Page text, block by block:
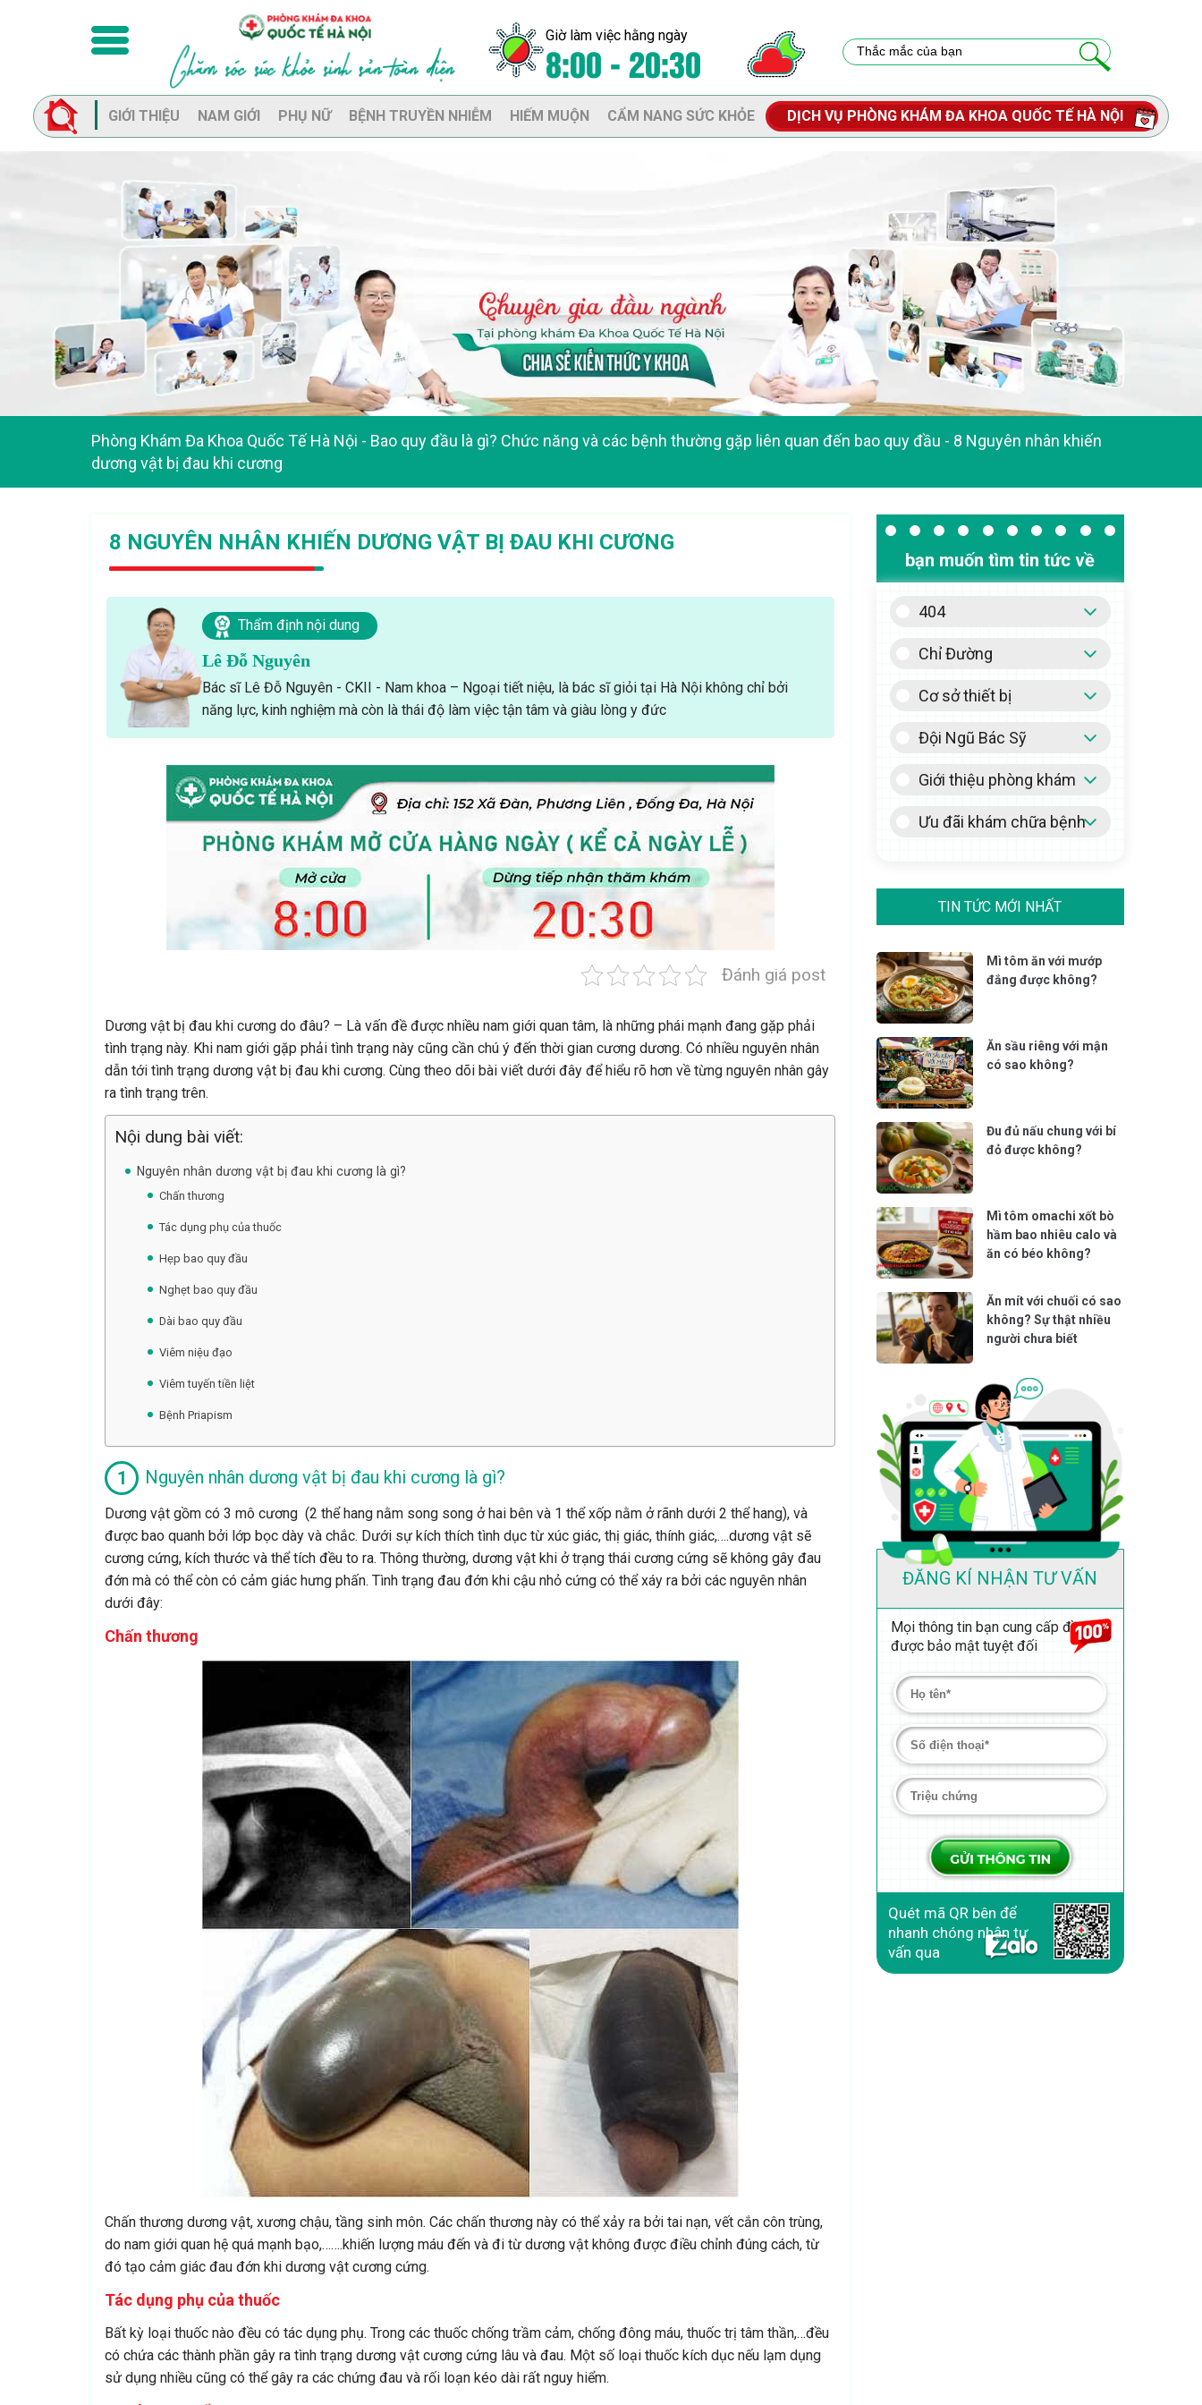
Giờ làm việc hằng ngày
8:00 - 20:30
GIỚI THIỆU NAM GIỚI PHỤ NỮ BỆNH TRUYỀN NHIỄM HIẾM MUỘN CẨM NANG SỨC KHỎE DỊCH VỤ PHÒNG KHÁM ĐA KHOA QUỐC TẾ HÀ NỘI
Phòng Khám Đa Khoa Quốc Tế Hà Nội - Bao quy đầu là gì? Chức năng và các bệnh thường gặp liên quan đến bao quy đầu - 8 Nguyên nhân khiến
dương vật bị đau khi cương
8 NGUYÊN NHÂN KHIẾN DƯƠNG VẬT BỊ ĐAU KHI CƯƠNG
Thẩm định nội dung
Lê Đỗ Nguyên
Bác sĩ Lê Đỗ Nguyên - CKII - Nam khoa – Ngoại tiết niệu, là bác sĩ giỏi tại Hà Nội không chỉ bởi
năng lực, kinh nghiệm mà còn là thái độ làm việc tận tâm và giàu lòng y đức
Đánh giá post
Dương vật bị đau khi cương do đâu? – Là vấn đề được nhiều nam giới quan tâm, là những phái mạnh đang gặp phải
tình trạng này. Khi nam giới gặp phải tình trạng này cũng cần chú ý đến thời gian cương dương. Có nhiều nguyên nhân
dẫn tới tình trạng dương vật bị đau khi cương. Cùng theo dõi bài viết dưới đây để hiểu rõ hơn về từng nguyên nhân gây
ra tình trạng trên.
Nội dung bài viết:
Nguyên nhân dương vật bị đau khi cương là gì?
Chấn thương
Tác dụng phụ của thuốc
Hẹp bao quy đầu
Nghẹt bao quy đầu
Dài bao quy đầu
Viêm niệu đạo
Viêm tuyến tiền liệt
Bệnh Priapism
Nguyên nhân dương vật bị đau khi cương là gì?
Dương vật gồm có 3 mô cương (2 thể hang nằm song song ở hai bên và 1 thể xốp nằm ở rãnh dưới 2 thể hang), và
được bao quanh bởi lớp bọc dày và chắc. Dưới sự kích thích tình dục từ xúc giác, thị giác, thính giác,….dương vật sẽ
cương cứng, kích thước và thể tích đều to ra. Thông thường, dương vật khi ở trạng thái cương cứng sẽ không gây đau
đớn mà có thể còn có cảm giác hưng phấn. Tình trạng đau đớn khi cậu nhỏ cứng có thể xáy ra bởi các nguyên nhân
dưới đây:
Chấn thương
Chấn thương dương vật, xương chậu, tầng sinh môn. Các chấn thương này có thể xảy ra bởi tai nạn, vết cắn côn trùng,
do nam giới quan hệ quá mạnh bạo,…….khiến lượng máu đến và đi từ dương vật không được điều chỉnh đúng cách, từ
đó tạo cảm giác đau đớn khi dương vật cương cứng.
Tác dụng phụ của thuốc
Bất kỳ loại thuốc nào đều có tác dụng phụ. Trong các thuốc chống trầm cảm, chống đông máu, thuốc trị tâm thần,…đều
có chứa các thành phần gây ra tình trạng dương vật cương cứng lâu và đau. Một số loại thuốc kích dục nếu lạm dụng
sử dụng nhiều cũng có thể gây ra các chứng đau và rối loạn kéo dài rất nguy hiểm.
bạn muốn tìm tin tức về
404
Chỉ Đường
Cơ sở thiết bị
Đội Ngũ Bác Sỹ
Giới thiệu phòng khám
Ưu đãi khám chữa bệnh
TIN TỨC MỚI NHẤT
Mì tôm ăn với mướp
đắng được không?
Ăn sầu riêng với mận
có sao không?
Đu đủ nấu chung với bí
đỏ được không?
Mì tôm omachi xốt bò
hầm bao nhiêu calo và
ăn có béo không?
Ăn mít với chuối có sao
không? Sự thật nhiều
người chưa biết
ĐĂNG KÍ NHẬN TƯ VẤN
Mọi thông tin bạn cung cấp đều
được bảo mật tuyệt đối
Quét mã QR bên để
nhanh chóng nhận tư
vấn qua